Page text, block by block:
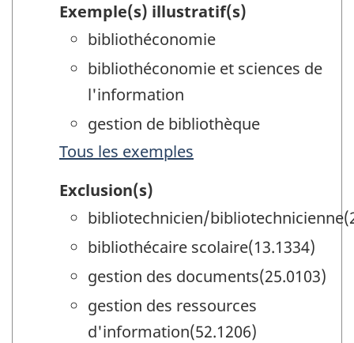
Exemple(s) illustratif(s)
bibliothéconomie
bibliothéconomie et sciences de
l'information
gestion de bibliothèque
Tous les exemples
Exclusion(s)
bibliotechnicien/
bibliothécaire scolaire(13.1334)
gestion des documents(25.0103)
gestion des ressources
d'information(52.1206)